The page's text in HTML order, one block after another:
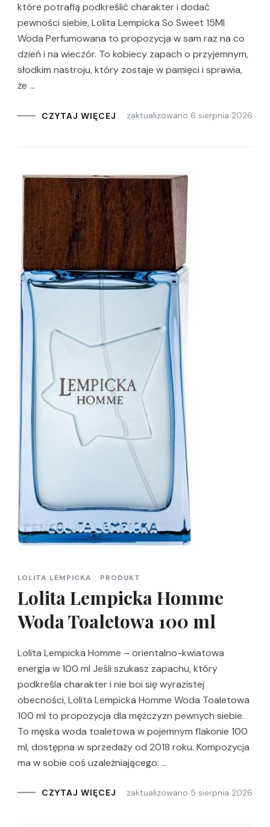
które potrafią podkreślić charakter i dodać
pewności siebie, Lolita Lempicka So Sweet 15Ml
Woda Perfumowana to propozycja w sam raz na co
dzień i na wieczór. To kobiecy zapach o przyjemnym,
słodkim nastroju, który zostaje w pamięci i sprawia,
że …
CZYTAJ WIĘCEJ zaktualizowano 6 sierpnia 2026
LOLITA LEMPICKA PRODUKT
Lolita Lempicka Homme
Woda Toaletowa 100 ml
Lolita Lempicka Homme – orientalno-kwiatowa
energia w 100 ml Jeśli szukasz zapachu, który
podkreśla charakter i nie boi się wyrazistej
obecności, Lolita Lempicka Homme Woda Toaletowa
100 ml to propozycja dla mężczyzn pewnych siebie.
To męska woda toaletowa w pojemnym flakonie 100
ml, dostępna w sprzedaży od 2018 roku. Kompozycja
ma w sobie coś uzależniającego: …
CZYTAJ WIĘCEJ zaktualizowano 5 sierpnia 2026